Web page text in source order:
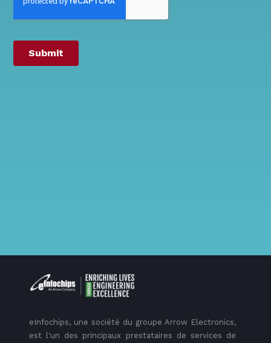
eInfochips, une société du groupe Arrow Electronics,
est l'un des principaux prestataires de services de